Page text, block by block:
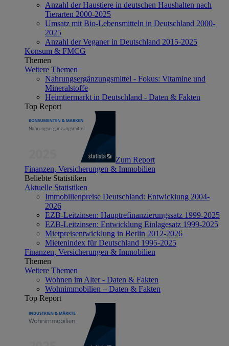
Anzahl der Haustiere in deutschen Haushalten nach
Tierarten 2000-2025
Umsatz mit Bio-Lebensmitteln in Deutschland 2000-
2025
Anzahl der Veganer in Deutschland 2015-2025
Konsum & FMCG
Themen
Weitere Themen
Nahrungsergänzungsmittel - Fokus: Vitamine und
Mineralstoffe
Heimtiermarkt in Deutschland - Daten & Fakten
Top Report
Zum Report
Finanzen, Versicherungen & Immobilien
Beliebte Statistiken
Aktuelle Statistiken
Immobilienpreise Deutschland: Entwicklung 2004-
2026
EZB-Leitzinsen: Hauptrefinanzierungssatz 1999-2025
EZB-Leitzinsen: Entwicklung Einlagesatz 1999-2025
Mietpreisentwicklung in Berlin 2012-2026
Mietenindex für Deutschland 1995-2025
Finanzen, Versicherungen & Immobilien
Themen
Weitere Themen
Wohnen im Alter - Daten & Fakten
Wohnimmobilien – Daten & Fakten
Top Report